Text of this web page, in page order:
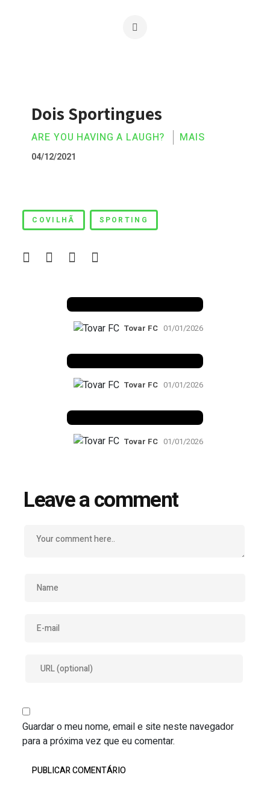
Dois Sportingues
ARE YOU HAVING A LAUGH? MAIS
04/12/2021
Dois Sportingues
COVILHÃ SPORTING
Tovar FC 01/01/2026
Tovar FC 01/01/2026
Tovar FC 01/01/2026
Leave a comment
Guardar o meu nome, email e site neste navegador
para a próxima vez que eu comentar.